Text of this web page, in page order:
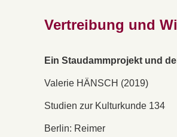
Vertreibung und
Ein Staudammprojekt und
Valerie HÄNSCH (2019)
Studien zur Kulturkunde 134
Berlin: Reimer